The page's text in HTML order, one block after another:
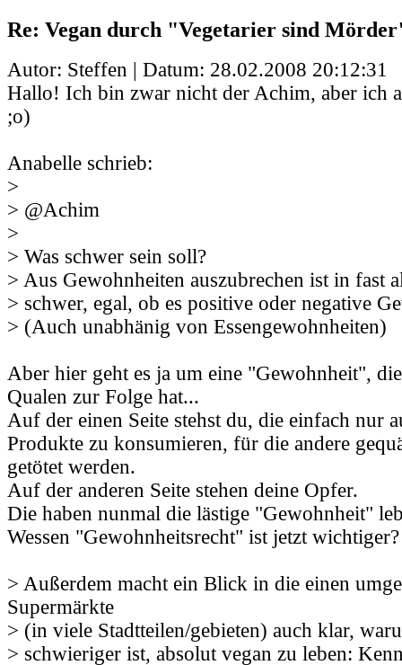
Re: Vegan durch "Vegetarier sind
Autor: Steffen | Datum: 28.02.2008 20:12:31
Hallo! Ich bin zwar nicht der Achim, aber ich
;o)
Anabelle schrieb:
>
> @Achim
>
> Was schwer sein soll?
> Aus Gewohnheiten auszubrechen ist in fast
> schwer, egal, ob es positive oder negative
> (Auch unabhänig von Essengewohnheiten)
Aber hier geht es ja um eine "Gewohnheit",
Qualen zur Folge hat...
Auf der einen Seite stehst du, die einfach nur
Produkte zu konsumieren, für die andere
getötet werden.
Auf der anderen Seite stehen deine Opfer.
Die haben nunmal die lästige "Gewohnheit"
Wessen "Gewohnheitsrecht" ist jetzt wichtiger?
> Außerdem macht ein Blick in die einen
Supermärkte
> (in viele Stadtteilen/gebieten) auch klar,
> schwieriger ist, absolut vegan zu leben: